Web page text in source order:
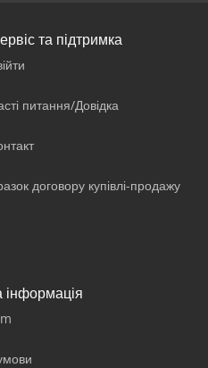
та підтримка
питання/Довідка
договору купівлі-продажу